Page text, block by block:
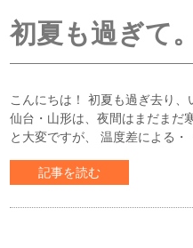
初夏も過ぎて。
こんにちは！ 初夏も過ぎ去り
仙台・山形は、夜間はまだまだ
と大変ですが、 温度差による・
記事を読む